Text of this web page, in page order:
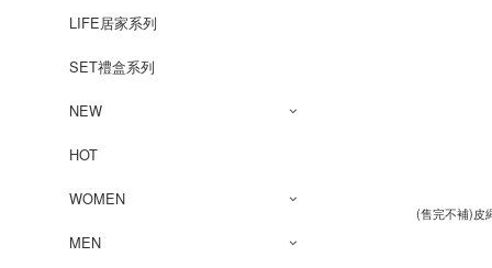
LIFE居家系列
SET禮盒系列
NEW
HOT
WOMEN
MEN
(售完不補)皮